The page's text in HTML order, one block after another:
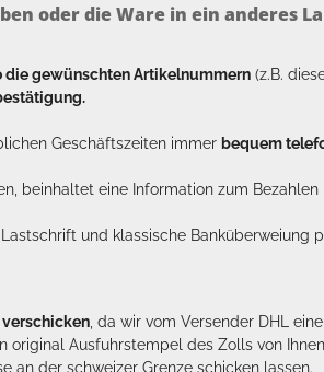
oder die Ware in ein anderes
die gewünschten Artikelnummern (z.B.
Geschäftszeiten immer bequem
beinhaltet eine Information zum
und klassische Banküberweiung
verschicken , da wir vom Versender DHL
Ausfuhrstempel des Zolls von
an der schweizer Grenze schicken lassen.